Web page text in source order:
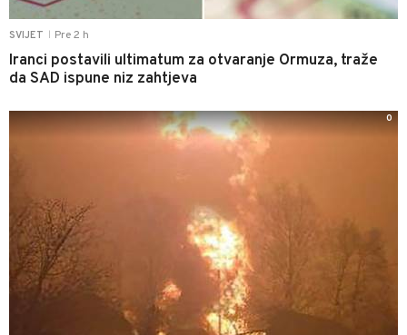
SVIJET Pre 2 h
Iranci postavili ultimatum za otvaranje Ormuza, traže
da SAD ispune niz zahtjeva
0